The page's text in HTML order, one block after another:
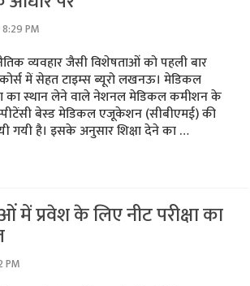
PM
व्‍यवहार जैसी विशेषताओं को पहली बार
में सेहत टाइम्‍स ब्‍यूरो लखनऊ। मेडिकल
का स्‍थान लेने वाले नेशनल मेडिकल कमीशन के
बेस्‍ड मेडिकल एजूकेशन (सीबीएमई) की
गयी है। इसके अनुसार शिक्षा देने का …
प्रवेश के लिए नीट परीक्षा का
PM